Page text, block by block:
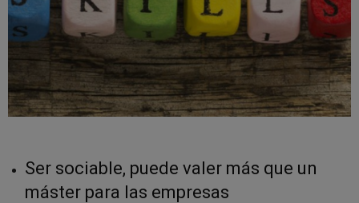
Ser sociable, puede valer más que un
máster para las empresas